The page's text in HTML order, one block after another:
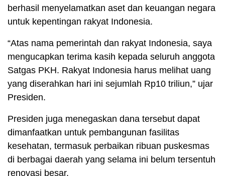
berhasil menyelamatkan aset dan keuangan negara
untuk kepentingan rakyat Indonesia.
“Atas nama pemerintah dan rakyat Indonesia, saya
mengucapkan terima kasih kepada seluruh anggota
Satgas PKH. Rakyat Indonesia harus melihat uang
yang diserahkan hari ini sejumlah Rp10 triliun,” ujar
Presiden.
Presiden juga menegaskan dana tersebut dapat
dimanfaatkan untuk pembangunan fasilitas
kesehatan, termasuk perbaikan ribuan puskesmas
di berbagai daerah yang selama ini belum tersentuh
renovasi besar.